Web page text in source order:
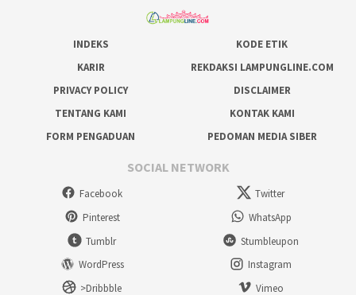
INDEKS
KODE ETIK
KARIR
REKDAKSI LAMPUNGLINE.COM
PRIVACY POLICY
DISCLAIMER
TENTANG KAMI
KONTAK KAMI
FORM PENGADUAN
PEDOMAN MEDIA SIBER
SOCIAL NETWORK
Facebook
Twitter
Pinterest
WhatsApp
Tumblr
Stumbleupon
WordPress
Instagram
>Dribbble
Vimeo